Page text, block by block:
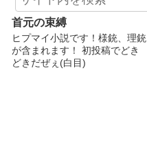
首元の束縛
ヒプマイ小説です！様銃、理銃
が含まれます！ 初投稿でどき
どきだぜぇ(白目)